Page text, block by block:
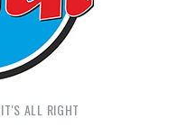
ALL RIGHT